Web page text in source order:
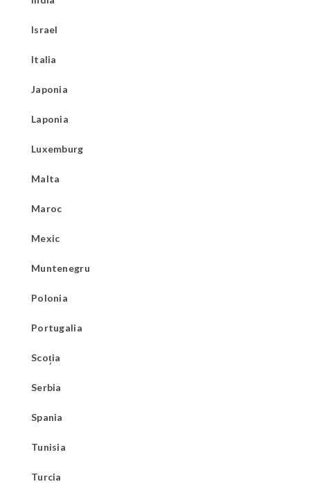
Israel
Italia
Japonia
Laponia
Luxemburg
Malta
Maroc
Mexic
Muntenegru
Polonia
Portugalia
Scoția
Serbia
Spania
Tunisia
Turcia